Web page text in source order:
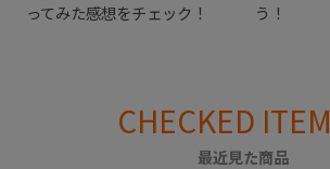
ってみた感想をチェック！
う！
CHECKED ITEM
最近見た商品